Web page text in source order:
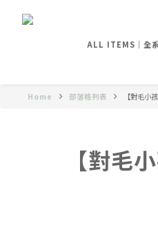
ALL ITEMS｜全
Home 部落格列表 【對毛小
【對毛